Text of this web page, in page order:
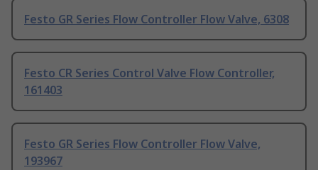
Festo GR Series Flow Controller Flow Valve, 6308
Festo CR Series Control Valve Flow Controller,
161403
Festo GR Series Flow Controller Flow Valve,
193967